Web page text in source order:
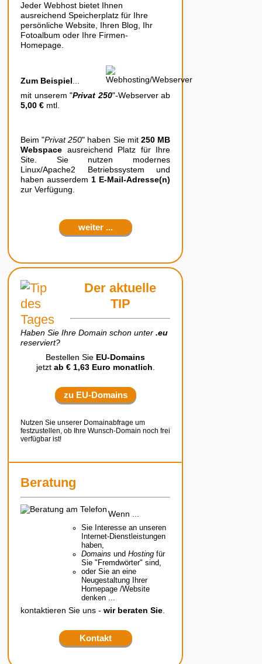
Jeder Webhost bietet Ihnen
ausreichend Speicherplatz für Ihre
persönliche Website, Ihren Blog, Ihr
Fotoalbum oder Ihre Firmen-
Homepage.
Zum Beispiel
mit unserem "Privat 250"-Webserver ab
5,00 € mtl.
Beim "Privat 250" haben Sie mit 250 MB
Webspace ausreichend Platz für Ihre
Site. Sie nutzen modernes
Linux/Apache2 Betriebssystem und
haben ausserdem 1 E-Mail-Adresse(n)
zur Verfügung.
weiter ...
Der aktuelle
TIP
Haben Sie Ihre Domain schon unter .eu
reserviert?
Bestellen Sie EU-Domains
jetzt ab € 1,63 Euro monatlich
zu EU-Domains
Nutzen Sie unserer Domainabfrage um
festzustellen, ob Ihre Wunsch-Domain noch frei
verfügbar ist!
Beratung
Wenn ...
Sie Interesse an unseren
Internet-Dienstleistungen
haben,
Domains und Hosting für
Sie "Fremdwörter" sind,
oder Sie an eine
Neugestaltung Ihrer
Homepage /Website
denken ...
kontaktieren Sie uns - wir beraten Sie
Kontakt